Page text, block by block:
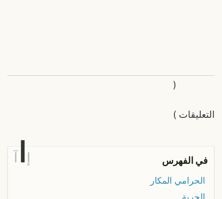
التعليقات
(
)
في الفهرس إ آ
الحرامي المكار
الحربة